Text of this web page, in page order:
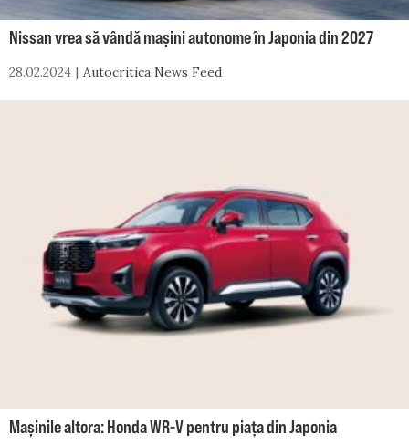
Nissan vrea să vândă mașini autonome în Japonia din 2027
28.02.2024 Autocritica News Feed
Mașinile altora: Honda WR-V pentru piața din Japonia